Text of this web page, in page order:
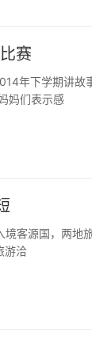
赛
年下学期讲故
妈们表示感
客源国，两地
游洽